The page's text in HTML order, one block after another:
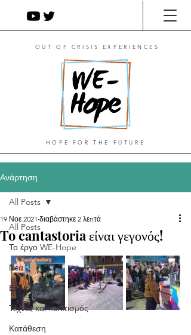
OUT OF CRISIS EXPERIENCES
HOPE FOR THE FUTURE
Ανάρτηση
All Posts
Το έργο WE-Hope
Νέα
Εκδήλωση
Τέχνες και πολιτισμός
Κατάθεση
All Posts
To cantastoria είναι γεγονός!
19 Νοε 2021 διαβάστηκε 2 λεπτά